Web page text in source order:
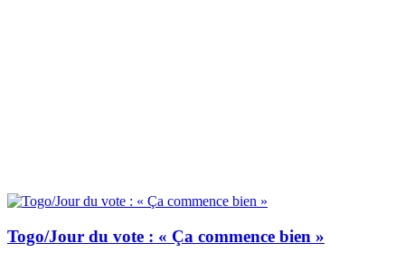
Togo/Jour du vote : « Ça commence bien »